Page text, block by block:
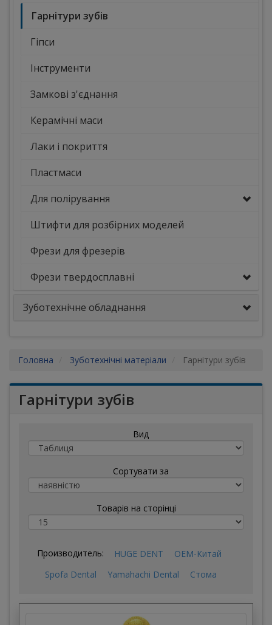
Гарнітури зубів
Гіпси
Інструменти
Замкові з'єднання
Керамічні маси
Лаки і покриття
Пластмаси
Для полірування
Штифти для розбірних моделей
Фрези для фрезерів
Фрези твердосплавні
Зуботехнічне обладнання
Головна Зуботехнічні матеріали Гарнітури зубів
Гарнітури зубів
Вид
Сортувати за
Товарів на сторінці
Производитель: HUGE DENT
OEM-Китай
Spofa Dental
Yamahachi Dental Стома